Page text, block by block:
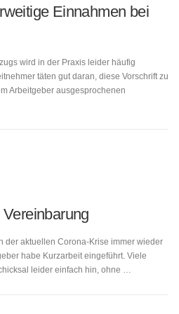
Einnahmen bei
wird in der Praxis leider häufig
täten gut daran, diese Vorschrift zu
Arbeitgeber ausgesprochenen
der aktuellen Corona-Krise immer wieder
habe Kurzarbeit eingeführt. Viele
leider einfach hin, ohne …